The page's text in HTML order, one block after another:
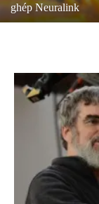
ghép Neuralink